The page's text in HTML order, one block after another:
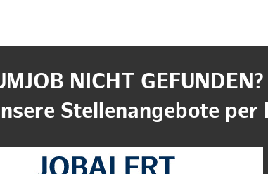
NICHT GEFUNDEN?
Stellenangebote per